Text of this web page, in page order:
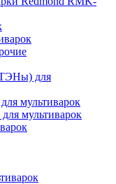
для
мультиварок
мультиварок